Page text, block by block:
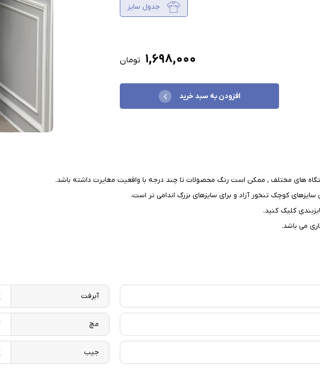
جدول سایز
۱,۶۹۸,۰۰۰ تومان
افزودن به سبد خرید
های مختلف , ممکن است رنگ محصولات تا چند درجه با واقعیت مغایرت داشته باشد.
کوچک تنخور آزاد و برای سایزهای بزرگ اندامی تر است.
کلیک کنید.
آبرفت
مچ
جیب